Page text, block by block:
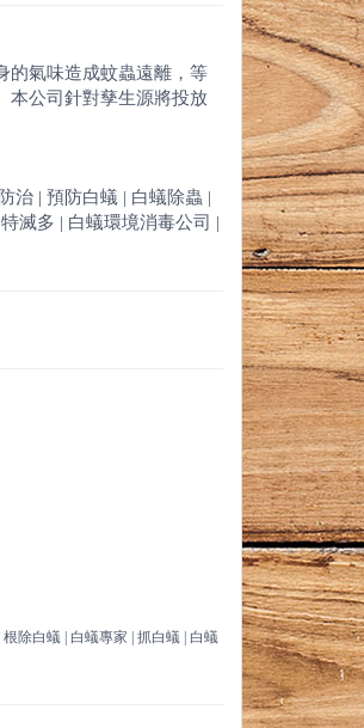
的氣味造成蚊蟲遠離，等
本公司針對孳生源將投放
治 | 預防白蟻 | 白蟻除蟲 |
滅多 | 白蟻環境消毒公司 |
除白蟻 | 白蟻專家 | 抓白蟻 | 白蟻